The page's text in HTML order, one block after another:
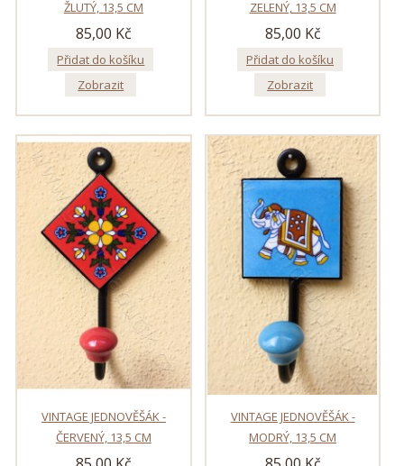
ŽLUTÝ, 13,5 CM
85,00 Kč
Přidat do košíku
Zobrazit
ZELENÝ, 13,5 CM
85,00 Kč
Přidat do košíku
Zobrazit
VINTAGE JEDNOVĚŠÁK -
ČERVENÝ, 13,5 CM
VINTAGE JEDNOVĚŠÁK -
MODRÝ, 13,5 CM